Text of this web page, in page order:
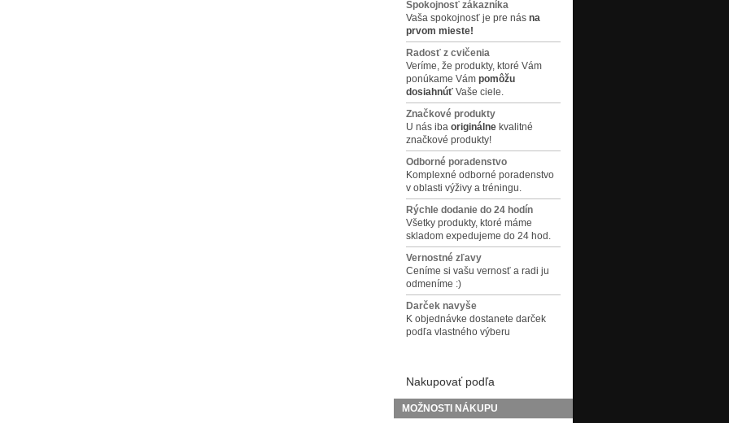
Spokojnosť zákazníka
Vaša spokojnosť je pre nás na
prvom mieste!
Radosť z cvičenia
Veríme, že produkty, ktoré Vám
ponúkame Vám pomôžu
dosiahnúť Vaše ciele.
Značkové produkty
U nás iba originálne kvalitné
značkové produkty!
Odborné poradenstvo
Komplexné odborné poradenstvo
v oblasti výživy a tréningu.
Rýchle dodanie do 24 hodín
Všetky produkty, ktoré máme
skladom expedujeme do 24 hod.
Vernostné zľavy
Ceníme si vašu vernosť a radi ju
odmeníme :)
Darček navyše
K objednávke dostanete darček
podľa vlastného výberu
Nakupovať podľa
MOŽNOSTI NÁKUPU